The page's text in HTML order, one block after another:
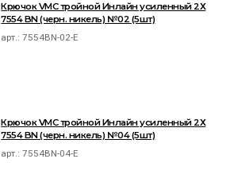
Крючок VMC тройной Инлайн усиленный 2Х
7554 BN (черн. никель) №02 (5шт)
арт.:7554BN-02-E
Крючок VMC тройной Инлайн усиленный 2Х
7554 BN (черн. никель) №04 (5шт)
арт.:7554BN-04-E